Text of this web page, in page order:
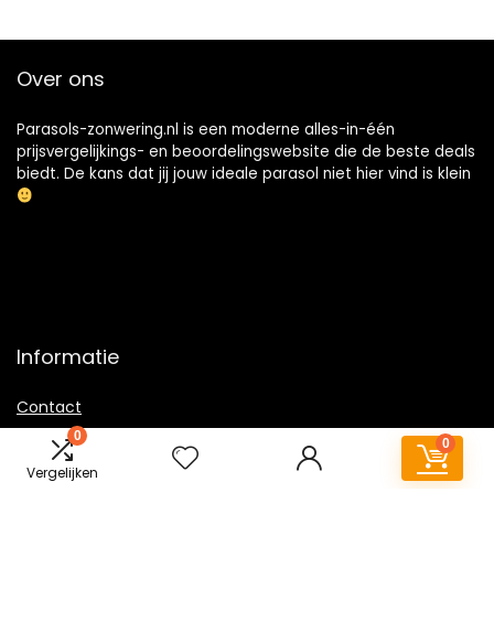
0
Vergelijken
0
Over ons
Parasols-zonwering.nl is een moderne alles-in-één
prijsvergelijkings- en beoordelingswebsite die de beste deals
biedt. De kans dat jij jouw ideale parasol niet hier vind is klein
Informatie
Contact
Klantenservice
Over ons